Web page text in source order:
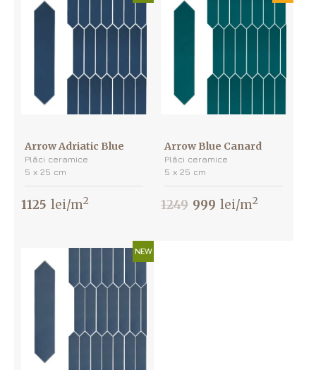
Arrow Adriatic Blue
Plăci ceramice
5 х 25 cm
1125 lei/m2
Arrow Blue Canard
Plăci ceramice
5 х 25 cm
1249 999 lei/m2
NEW